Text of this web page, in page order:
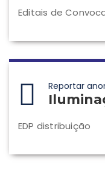
Editais de
Reportar
EDP distribuição